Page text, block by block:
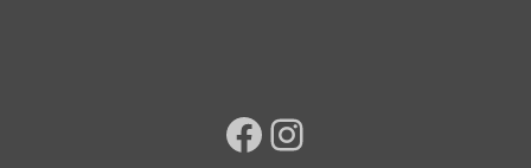
Facebook Instagram